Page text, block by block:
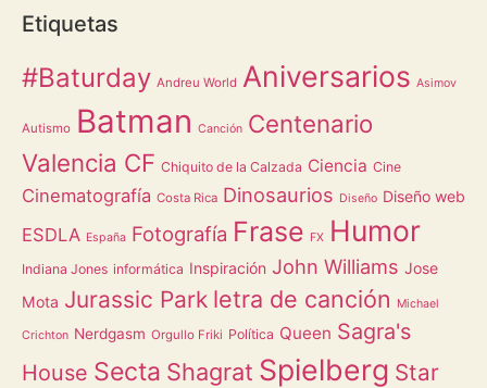
Etiquetas
#Baturday Andreu World Aniversarios Asimov
Autismo Batman Canción Centenario
Valencia CF Chiquito de la Calzada Ciencia Cine
Cinematografía Costa Rica Dinosaurios Diseño Diseño web
ESDLA España Fotografía Frase FX Humor
Indiana Jones informática Inspiración John Williams Jose
Mota Jurassic Park letra de canción Michael
Crichton Nerdgasm Orgullo Friki Política Queen Sagra's
House Secta Shagrat Spielberg Star